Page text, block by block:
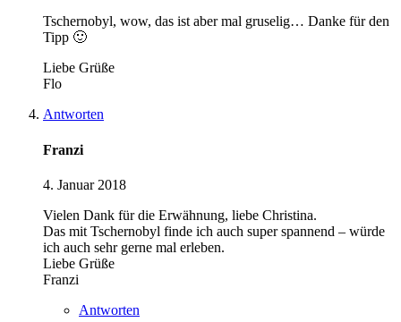
Tschernobyl, wow, das ist aber mal gruselig… Danke für den
Tipp 🙂
Liebe Grüße
Flo
Antworten
Franzi
4. Januar 2018
Vielen Dank für die Erwähnung, liebe Christina.
Das mit Tschernobyl finde ich auch super spannend – würde
ich auch sehr gerne mal erleben.
Liebe Grüße
Franzi
Antworten